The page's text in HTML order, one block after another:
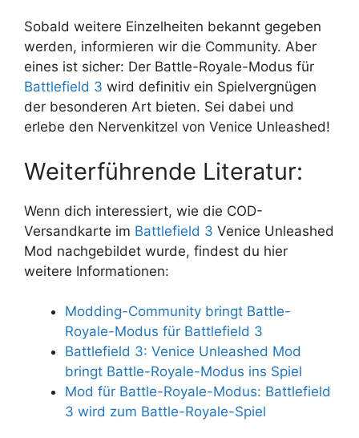
Sobald weitere Einzelheiten bekannt gegeben
werden, informieren wir die Community. Aber
eines ist sicher: Der Battle-Royale-Modus für
Battlefield 3 wird definitiv ein Spielvergnügen
der besonderen Art bieten. Sei dabei und
erlebe den Nervenkitzel von Venice Unleashed!
Weiterführende Literatur:
Wenn dich interessiert, wie die COD-
Versandkarte im Battlefield 3 Venice Unleashed
Mod nachgebildet wurde, findest du hier
weitere Informationen:
Modding-Community bringt Battle-
Royale-Modus für Battlefield 3
Battlefield 3: Venice Unleashed Mod
bringt Battle-Royale-Modus ins Spiel
Mod für Battle-Royale-Modus: Battlefield
3 wird zum Battle-Royale-Spiel